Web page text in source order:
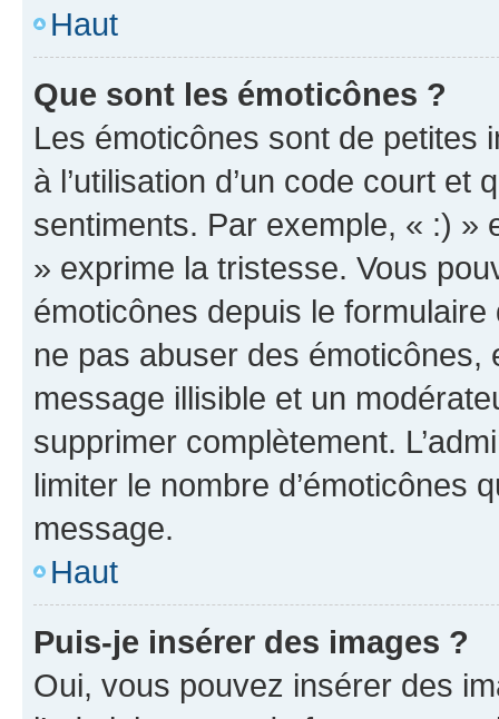
Haut
Que sont les émoticônes ?
Les émoticônes sont de petites
à l’utilisation d’un code court et
sentiments. Par exemple, « :) »
» exprime la tristesse. Vous
émoticônes depuis le
ne pas abuser des
message illisible et un
supprimer complètement.
limiter le nombre d’émoticônes
message.
Haut
Puis-je insérer des images ?
Oui, vous pouvez insérer des